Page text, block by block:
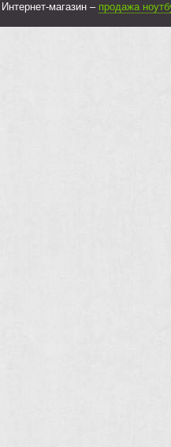
Интернет-магазин – продажа